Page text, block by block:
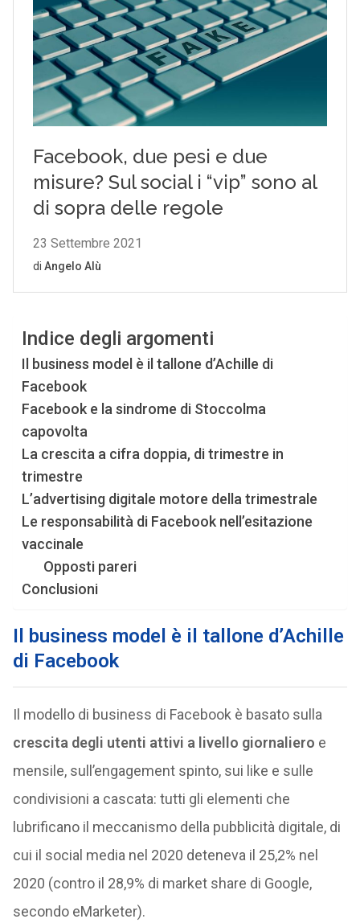
Indice degli argomenti
Il business model è il tallone d’Achille di
Facebook
Facebook e la sindrome di Stoccolma
capovolta
La crescita a cifra doppia, di trimestre in
trimestre
L’advertising digitale motore della trimestrale
Le responsabilità di Facebook nell’esitazione
vaccinale
Opposti pareri
Conclusioni
Il business model è il tallone d’Achille
di Facebook
Il modello di business di Facebook è basato sulla
crescita degli utenti attivi a livello giornaliero e
mensile, sull’engagement spinto, sui like e sulle
condivisioni a cascata: tutti gli elementi che
lubrificano il meccanismo della pubblicità digitale, di
cui il social media nel 2020 deteneva il 25,2% nel
2020 (contro il 28,9% di market share di Google,
secondo eMarketer).